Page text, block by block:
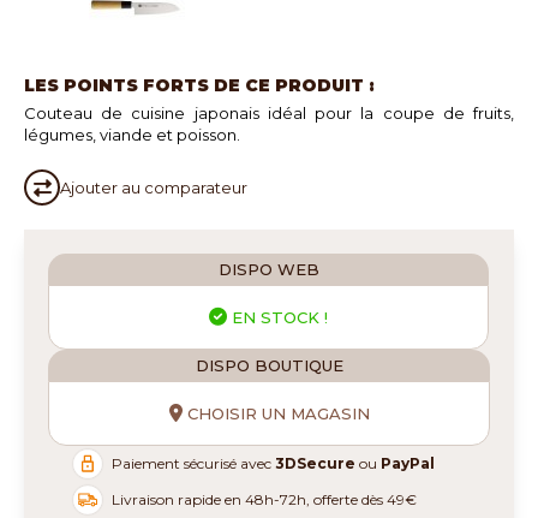
LES POINTS FORTS DE CE PRODUIT :
Couteau de cuisine japonais idéal pour la coupe de fruits,
légumes, viande et poisson.
Ajouter au comparateur
DISPO WEB
EN STOCK !
DISPO BOUTIQUE
CHOISIR UN MAGASIN
Paiement sécurisé avec3DSecure ou PayPal
Livraison rapide en 48h-72h, offerte dès 49€